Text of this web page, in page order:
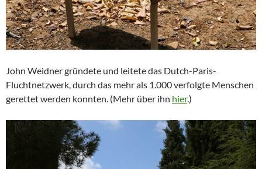
John Weidner gründete und leitete das Dutch-Paris-
Fluchtnetzwerk, durch das mehr als 1.000 verfolgte Menschen
gerettet werden konnten. (Mehr über ihn hier.)